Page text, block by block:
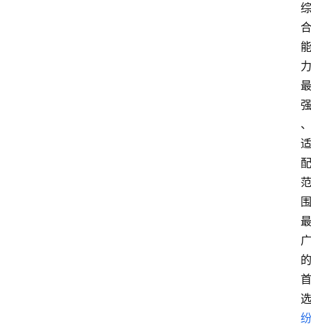
综
合
能
力
最
强
、
适
配
范
围
最
广
的
首
选
纷